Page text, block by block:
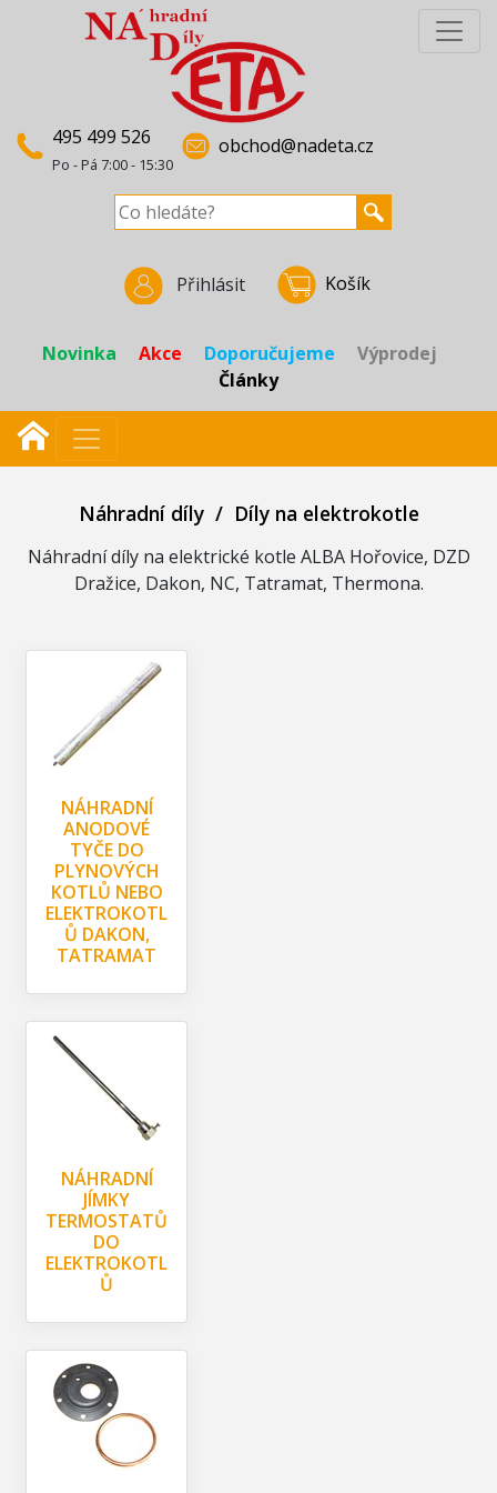
495 499 526
Po - Pá 7:00 - 15:30
obchod@nadeta.cz
Přihlásit Košík
Novinka Akce Doporučujeme
Výprodej
Články
Náhradní díly/ Díly na elektrokotle
Náhradní díly na elektrické kotle ALBA Hořovice, DZD
Dražice, Dakon, NC, Tatramat, Thermona.
NÁHRADNÍ
ANODOVÉ
TYČE DO
PLYNOVÝCH
KOTLŮ NEBO
ELEKTROKOTL
Ů DAKON,
TATRAMAT
NÁHRADNÍ
JÍMKY
TERMOSTATŮ
DO
ELEKTROKOTL
Ů